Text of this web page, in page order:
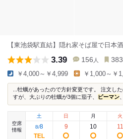
【東池袋駅直結】隠れ家そば屋で日本
3.39 156 人
￥4,000～￥4,999 ￥1,000～￥
...牡蠣があったので方針変更です。 注文し
すが、大ぶりの牡蠣が3個に茄子、
ピーマン
空席
情報
土
8/8
日
9
月
10
火
11